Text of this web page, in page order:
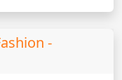
-